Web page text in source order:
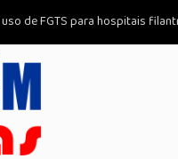
de FGTS para hospitais